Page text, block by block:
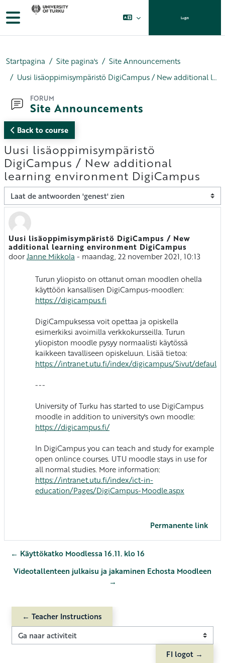
Ga naar hoofdinhoud
Zijpaneel Login
Startpagina Site pagina's
Site Announcements
Uusi lisäoppimisympäristö DigiCampus / New additional learning environment DigiCampus
FORUM
Site Announcements
Back to course
Uusi lisäoppimisympäristö
DigiCampus / New additional
learning environment DigiCampus
Toon modus
Uusi lisäoppimisympäristö DigiCampus / New
additional learning environment DigiCampus
doorJanne Mikkola - maandag, 22 november 2021, 10:13
Aantal antwoorden: 0
Turun yliopisto on ottanut oman moodlen ohella
käyttöön kansallisen DigiCampus-moodlen:
https://digicampus.fi
DigiCampuksessa voit opettaa ja opiskella
esimerkiksi avoimilla verkkokursseilla. Turun
yliopiston moodle pysyy normaalisti käytössä
kaikkeen tavalliseen opiskeluun. Lisää tietoa:
https://intranet.utu.fi/index/digicampus/Sivut/
---
University of Turku has started to use DigiCampus
moodle in addition to university's own moodle:
https://digicampus.fi/
In DigiCampus you can teach and study for example
open onlince courses. UTU moodle stays in use for
all normal studies. More information:
https://intranet.utu.fi/index/ict-in-
education/Pages/DigiCampus-Moodle.aspx
Permanente link
← Käyttökatko Moodlessa 16.11. klo 16
Videotallenteen julkaisu ja jakaminen Echosta Moodleen
→
← Teacher Instructions
Ga naar activiteit
FI logot →